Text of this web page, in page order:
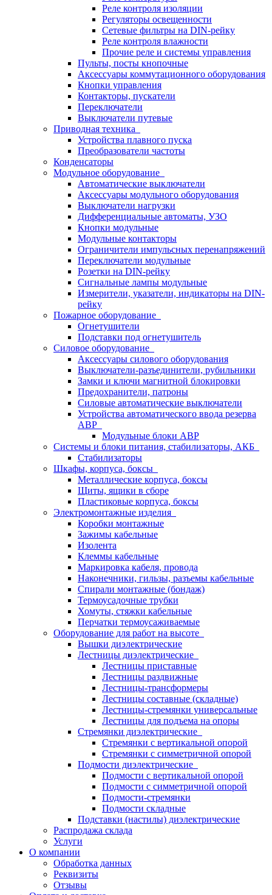
Реле контроля изоляции
Регуляторы освещенности
Сетевые фильтры на DIN-рейку
Реле контроля влажности
Прочие реле и системы управления
Пульты, посты кнопочные
Аксессуары коммутационного оборудования
Кнопки управления
Контакторы, пускатели
Переключатели
Выключатели путевые
Приводная техника
Устройства плавного пуска
Преобразователи частоты
Конденсаторы
Модульное оборудование
Автоматические выключатели
Аксессуары модульного оборудования
Выключатели нагрузки
Дифференциальные автоматы, УЗО
Кнопки модульные
Модульные контакторы
Ограничители импульсных перенапряжений
Переключатели модульные
Розетки на DIN-рейку
Сигнальные лампы модульные
Измерители, указатели, индикаторы на DIN-
рейку
Пожарное оборудование
Огнетушители
Подставки под огнетушитель
Силовое оборудование
Аксессуары силового оборудования
Выключатели-разъединители, рубильники
Замки и ключи магнитной блокировки
Предохранители, патроны
Силовые автоматические выключатели
Устройства автоматического ввода резерва
АВР
Модульные блоки АВР
Системы и блоки питания, стабилизаторы, АКБ
Стабилизаторы
Шкафы, корпуса, боксы
Металлические корпуса, боксы
Щиты, ящики в сборе
Пластиковые корпуса, боксы
Электромонтажные изделия
Коробки монтажные
Зажимы кабельные
Изолента
Клеммы кабельные
Маркировка кабеля, провода
Наконечники, гильзы, разъемы кабельные
Спирали монтажные (бондаж)
Термоусадочные трубки
Хомуты, стяжки кабельные
Перчатки термоусаживаемые
Оборудование для работ на высоте
Вышки диэлектрические
Лестницы диэлектрические
Лестницы приставные
Лестницы раздвижные
Лестницы-трансформеры
Лестницы составные (складные)
Лестницы-стремянки универсальные
Лестницы для подъема на опоры
Стремянки диэлектрические
Стремянки с вертикальной опорой
Стремянки с симметричной опорой
Подмости диэлектрические
Подмости с вертикальной опорой
Подмости с симметричной опорой
Подмости-стремянки
Подмости складные
Подставки (настилы) диэлектрические
Распродажа склада
Услуги
О компании
Обработка данных
Реквизиты
Отзывы